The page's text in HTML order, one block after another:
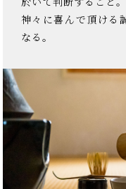
神々に喜んで頂ける
なる。